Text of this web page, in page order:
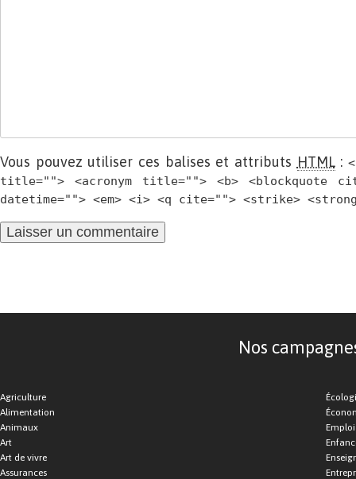
Vous pouvez utiliser ces balises et attributs HTML:
title=""> <acronym title=""> <b> <blockquote
datetime=""> <em> <i> <q cite=""> <strike>
Nos
Agriculture
Alimentation
Animaux
Art
Art de vivre
Assurances
Emploi